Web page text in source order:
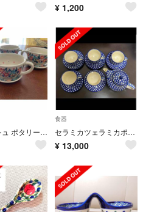
¥ 1,200
ポーリッシュ ポタリー スープ&ソーサー
食器
セラミカツェラミカポーリッシュポリタードヌーブカップ&ソーサー5点＋ティーポット
¥ 13,000